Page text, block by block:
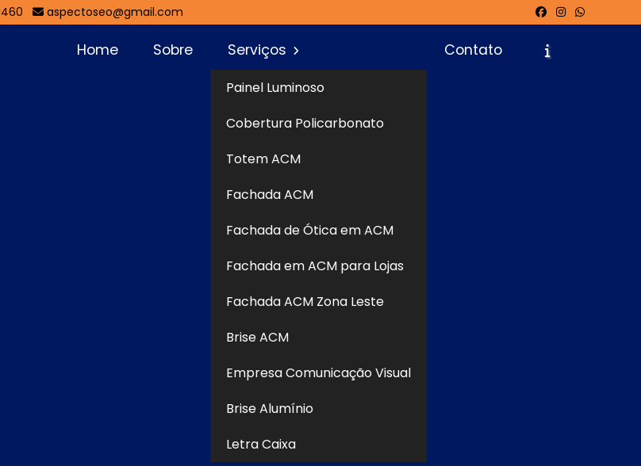
aspectoseo@gmail.com
Home Sobre Serviços
Painel Luminoso
Cobertura Policarbonato
Totem ACM
Fachada ACM
Fachada de Ótica em ACM
Fachada em ACM para Lojas
Fachada ACM Zona Leste
Brise ACM
Empresa Comunicação Visual
Brise Alumínio
Letra Caixa
Contato
e chamativa. Produzidas em materiais
volume e profundidade que valorizam a
As letras no caixa proporcionam excelente
a exigências técnicas e estéticas, sendo
Seja bem-vindo a Aspecto Comunicação Visual, uma empresa especializada em